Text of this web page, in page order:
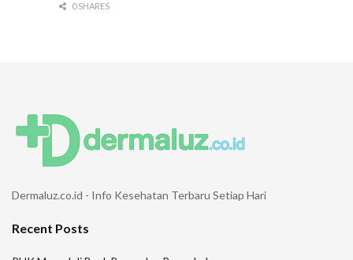
0 SHARES
Dermaluz.co.id - Info Kesehatan Terbaru Setiap Hari
Recent Posts